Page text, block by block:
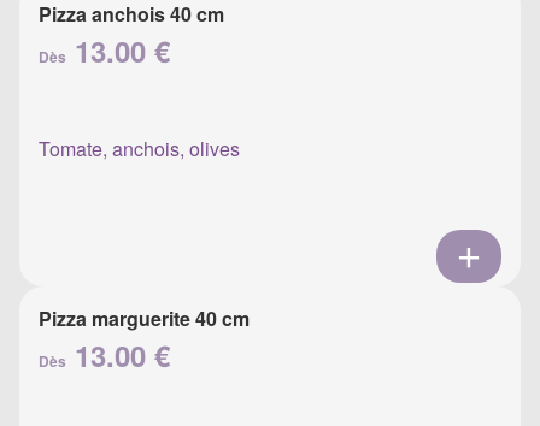
Pizza anchois 40 cm
Dès 13.00 €
Tomate, anchois, olives
Pizza marguerite 40 cm
Dès 13.00 €